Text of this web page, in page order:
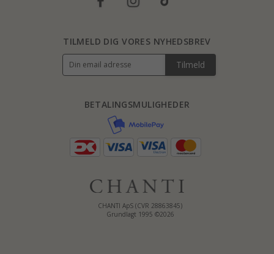
CHANTI ApS (CVR 28863845)
Grundlagt 1995 ©2026
BETALINGSMULIGHEDER
TILMELD DIG VORES NYHEDSBREV
Tilmeld